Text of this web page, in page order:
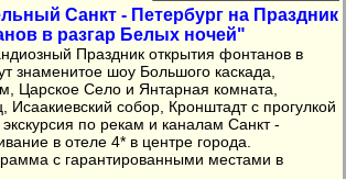
Санкт - Петербург на Праздник
в разгар Белых ночей"
Праздник открытия фонтанов в
знаменитое шоу Большого каскада,
Царское Село и Янтарная комната,
Исаакиевский собор, Кронштадт с прогулкой
по рекам и каналам Санкт -
в отеле 4* в центре города.
с гарантированными местами в